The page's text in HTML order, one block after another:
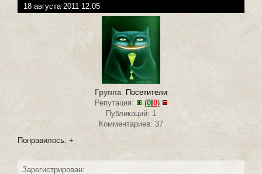
18 августа 2011 12:05
Группа: Посетители
Репутация:
(0| 0)
Публикаций: 1
Комментариев: 37
Понравилось. +
Зарегистрирован: